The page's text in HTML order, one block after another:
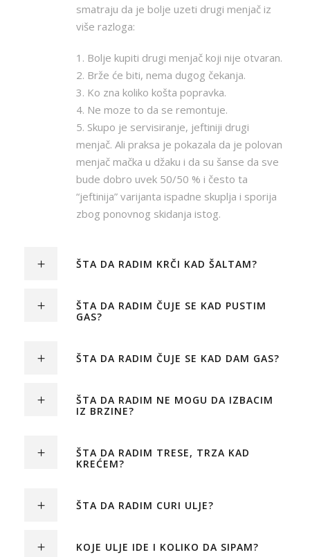
smatraju da je bolje uzeti drugi menjač iz
više razloga:
1. Bolje kupiti drugi menjač koji nije otvaran.
2. Brže će biti, nema dugog čekanja.
3. Ko zna koliko košta popravka.
4. Ne moze to da se remontuje.
5. Skupo je servisiranje, jeftiniji drugi
menjač. Ali praksa je pokazala da je polovan
menjač mačka u džaku i da su šanse da sve
bude dobro uvek 50/50 % i često ta
“jeftinija” varijanta ispadne skuplja i sporija
zbog ponovnog skidanja istog.
ŠTA DA RADIM KRČI KAD ŠALTAM?
ŠTA DA RADIM ČUJE SE KAD PUSTIM
GAS?
ŠTA DA RADIM ČUJE SE KAD DAM GAS?
ŠTA DA RADIM NE MOGU DA IZBACIM
IZ BRZINE?
ŠTA DA RADIM TRESE, TRZA KAD
KREĆEM?
ŠTA DA RADIM CURI ULJE?
KOJE ULJE IDE I KOLIKO DA SIPAM?